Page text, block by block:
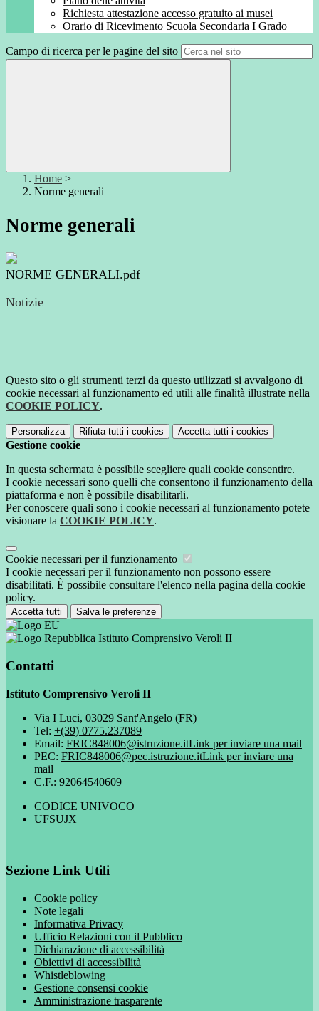
Richiesta attestazione accesso gratuito ai musei
Orario di Ricevimento Scuola Secondaria I Grado
Campo di ricerca per le pagine del sito
Home >
Norme generali
Norme generali
NORME GENERALI.pdf
Notizie
Questo sito o gli strumenti terzi da questo utilizzati si avvalgono di
cookie necessari al funzionamento ed utili alle finalità illustrate nella
COOKIE POLICY.
Personalizza Rifiuta tutti i cookies Accetta tutti i cookies
Gestione cookie
In questa schermata è possibile scegliere quali cookie consentire.
I cookie necessari sono quelli che consentono il funzionamento della
piattaforma e non è possibile disabilitarli.
Per conoscere quali sono i cookie necessari al funzionamento potete
visionare la COOKIE POLICY.
Cookie necessari per il funzionamento
I cookie necessari per il funzionamento non possono essere
disabilitati. È possibile consultare l'elenco nella pagina della cookie
policy.
Accetta tutti Salva le preferenze
Istituto Comprensivo Veroli II
Contatti
Istituto Comprensivo Veroli II
Via I Luci, 03029 Sant'Angelo (FR)
Tel: +(39) 0775.237089
Email: FRIC848006@istruzione.itLink per inviare una mail
PEC: FRIC848006@pec.istruzione.itLink per inviare una
mail
C.F.: 92064540609
CODICE UNIVOCO
UFSUJX
Sezione Link Utili
Cookie policy
Note legali
Informativa Privacy
Ufficio Relazioni con il Pubblico
Dichiarazione di accessibilità
Obiettivi di accessibilità
Whistleblowing
Gestione consensi cookie
Amministrazione trasparente